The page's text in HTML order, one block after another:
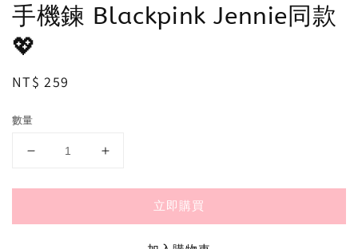
手機鍊 Blackpink Jennie同款
💖
Regular
NT$ 259
數量
立即購買